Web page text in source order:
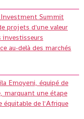
Summit
projets d'une valeur
investisseurs
au-delà des marchés
Emoyeni, équipé de
marquant une étape
de l'Afrique